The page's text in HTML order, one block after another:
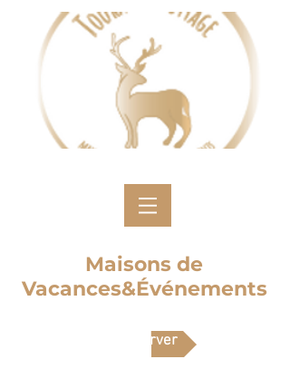
Maisons de
Vacances&Événements
Réserver